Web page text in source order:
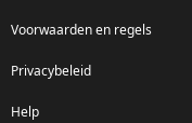
Voorwaarden en regels
Privacybeleid
Help